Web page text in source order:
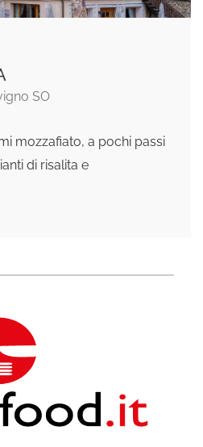
SO
mozzafiato, a pochi passi
di risalita e